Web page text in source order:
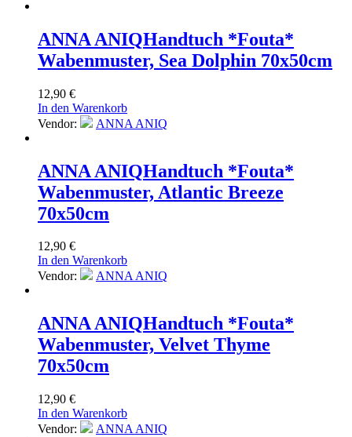
ANNA ANIQHandtuch *Fouta*
Wabenmuster, Sea Dolphin 70x50cm
12,90 €
In den Warenkorb
Vendor:
ANNA ANIQ
ANNA ANIQHandtuch *Fouta*
Wabenmuster, Atlantic Breeze
70x50cm
12,90 €
In den Warenkorb
Vendor:
ANNA ANIQ
ANNA ANIQHandtuch *Fouta*
Wabenmuster, Velvet Thyme
70x50cm
12,90 €
In den Warenkorb
Vendor:
ANNA ANIQ